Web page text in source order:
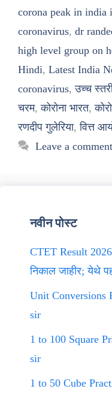
corona peak in india
coronavirus, dr
high level group on
Hindi, Latest India
coronavirus,उच्च
चरम,कोरोना भारत,
रणदीप गुलेरिया,वित्त
Leave a comment
नवीन पोस्ट
CTET Result 2026:
निकाल जाहीर; येथे
Unit Conversions
sir
1 to 100 Square
sir
1 to 50 Cube